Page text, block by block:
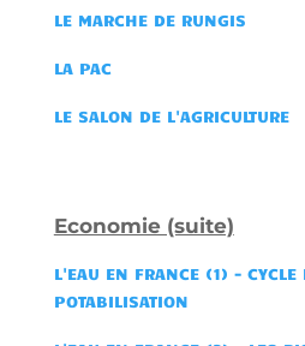
LE MARCHE DE RUNGIS
LA PAC
LE SALON DE L'AGRICULTURE
Economie (suite)
L'EAU EN FRANCE (1) - CYCLE
POTABILISATION